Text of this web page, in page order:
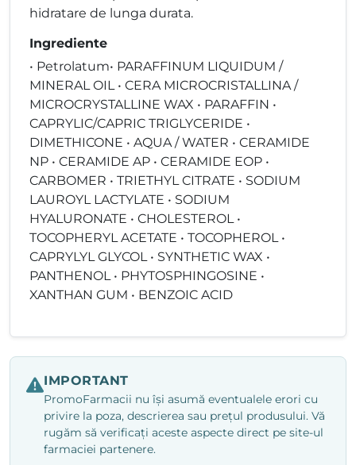
hidratare de lunga durata.
Ingrediente
• Petrolatum• PARAFFINUM LIQUIDUM /
MINERAL OIL • CERA MICROCRISTALLINA /
MICROCRYSTALLINE WAX • PARAFFIN •
CAPRYLIC/CAPRIC TRIGLYCERIDE •
DIMETHICONE • AQUA / WATER • CERAMIDE
NP • CERAMIDE AP • CERAMIDE EOP •
CARBOMER • TRIETHYL CITRATE • SODIUM
LAUROYL LACTYLATE • SODIUM
HYALURONATE • CHOLESTEROL •
TOCOPHERYL ACETATE • TOCOPHEROL •
CAPRYLYL GLYCOL • SYNTHETIC WAX •
PANTHENOL • PHYTOSPHINGOSINE •
XANTHAN GUM • BENZOIC ACID
IMPORTANT
PromoFarmacii nu își asumă eventualele erori cu
privire la poza, descrierea sau prețul produsului. Vă
rugăm să verificați aceste aspecte direct pe site-ul
farmaciei partenere.